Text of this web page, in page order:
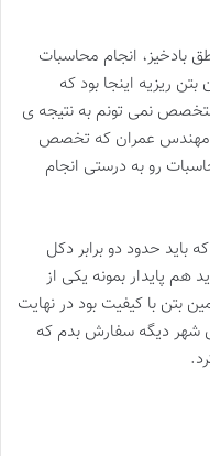
بادخیز، انجام محاسبات
ریزیه اینجا بود که
نمی تونم به نتیجه ی
مهندس عمران که تخصص
رو به درستی انجام
باید حدود دو برابر دکل
هم پایدار بمونه یکی از
بتن با کیفیت بود در نهایت
شهر دیگه سفارش بدم که